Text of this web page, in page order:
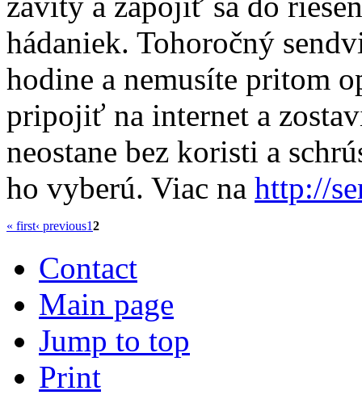
hádaniek. Tohoročný
hodine a nemusíte pritom
pripojiť na internet a
neostane bez koristi a
ho vyberú. Viac na http://
« first‹ previous12
Contact
Main page
Jump to top
Print